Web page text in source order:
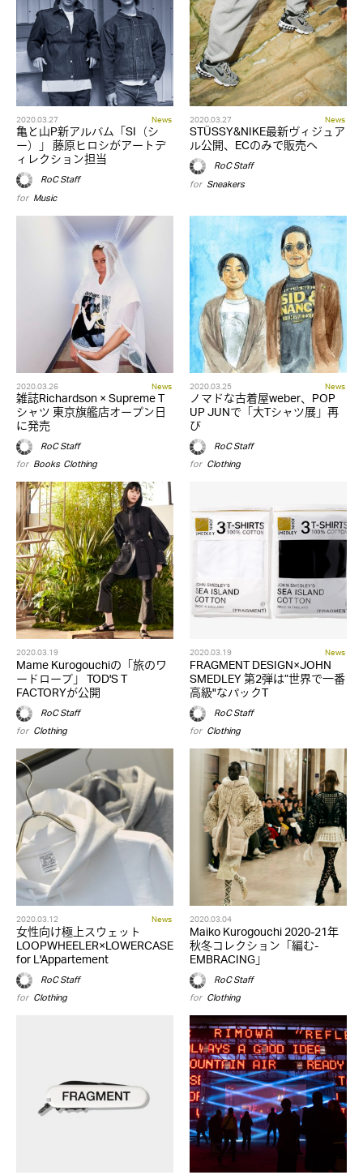
2020.03.27 News
亀と山P新アルバム「SI（シ
ー）」 藤原ヒロシがアートデ
ィレクション担当
RoC Staff
for Music
2020.03.27 News
STÜSSY&NIKE最新ヴィジュア
ル公開、ECのみで販売へ
RoC Staff
for Sneakers
2020.03.26 News
雑誌Richardson × Supreme T
シャツ 東京旗艦店オープン日
に発売
RoC Staff
for Books,Clothing
2020.03.25 News
ノマドな古着屋weber、POP
UP JUNで「大Tシャツ展」再
び
RoC Staff
for Clothing
2020.03.19
Mame Kurogouchiの「旅のワ
ードローブ」 TOD'S T
FACTORYが公開
RoC Staff
for Clothing
2020.03.19 News
FRAGMENT DESIGN×JOHN
SMEDLEY 第2弾は”世界で一番
高級"なパックT
RoC Staff
for Clothing
2020.03.12 News
女性向け極上スウェット
LOOPWHEELER×LOWERCASE
for L'Appartement
RoC Staff
for Clothing
2020.03.04
Maiko Kurogouchi 2020-21年
秋冬コレクション「編む-
EMBRACING」
RoC Staff
for Clothing